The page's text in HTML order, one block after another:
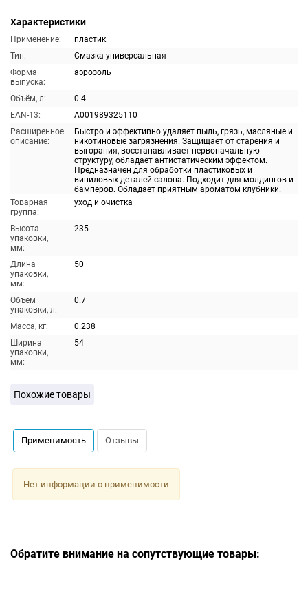
Характеристики
Применение:
пластик
Тип:
Смазка универсальная
Форма
выпуска:
аэрозоль
Объём, л:
0.4
EAN-13:
A001989325110
Расширенное
описание:
Быстро и эффективно удаляет пыль, грязь, масляные и
никотиновые загрязнения. Защищает от старения и
выгорания, восстанавливает первоначальную
структуру, обладает антистатическим эффектом.
Предназначен для обработки пластиковых и
виниловых деталей салона. Подходит для молдингов и
бамперов. Обладает приятным ароматом клубники.
Товарная
группа:
уход и очистка
Высота
упаковки,
мм:
235
Длина
упаковки,
мм:
50
Объем
упаковки, л:
0.7
Масса, кг:
0.238
Ширина
упаковки,
мм:
54
Похожие товары
Применимость Отзывы
Нет информации о применимости
Обратите внимание на сопутствующие товары: